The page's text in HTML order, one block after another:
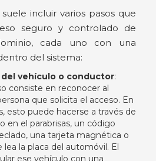
incluir varios pasos que
seguro y controlado de
cada uno con una
del sistema:
vehículo o conductor:
consiste en reconocer al
que solicita el acceso. En
esto puede hacerse a través de
en el parabrisas, un código
una tarjeta magnética o
lea la placa del automóvil. El
ese vehículo con una